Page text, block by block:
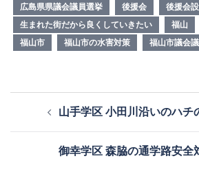
広島県県議会議員選挙
後援会 後援会
生まれた街だから良くしていきたい
福山
福山市
福山市の水害対策 福山市議会
山手学区 小田川沿いのハチ
御幸学区 森脇の通学路安全